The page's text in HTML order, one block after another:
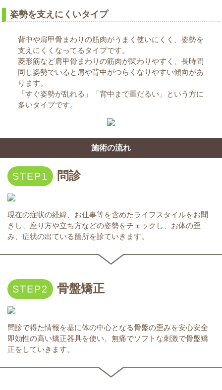
姿勢を支えにくいタイプ
背中や肩甲骨まわりの筋肉がうまく使いにくく、姿勢を
支えにくくなってるタイプです。
菱形筋など肩甲骨まわりの筋肉が関わりやすく、長時間
同じ姿勢でいると肩や背中がつらくなりやすい傾向があ
ります。
「すぐ姿勢が乱れる」「背中まで重だるい」という方に
多いタイプです。
施術の流れ
問診
現在の症状の経緯、お仕事等を含めたライフスタイルをお聞
きし、座り方や立ち方などの姿勢をチェックし、お体の歪
み、症状の出ている箇所を診ていきます。
骨盤矯正
問診で得た情報を基に体の中心となる骨盤の歪みを安心安全
即効性の高い矯正器具を使い、無痛でソフトな刺激で骨盤矯
正をしていきます。